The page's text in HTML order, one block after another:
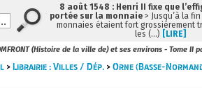
(Histoire de la ville de) et ses environs - Tome II
>Librairie : Villes / Dép. >Orne (Basse-
8 août 1548 : Henri II fixe que
portée sur la monnaie > Jusqu’à la
monnaies étaient fort grossièrement
les (…) [LIRE]